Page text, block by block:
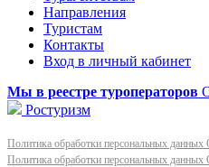
Направления
Туристам
Контакты
Вход в личный кабинет
Мы в реестре туроператоров
Ростуризм
Политика обработки персональных
Политика обработки персональных